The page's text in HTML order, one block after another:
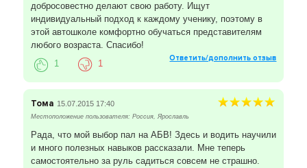
добросовестно делают свою работу. Ищут
индивидуальный подход к каждому ученику, поэтому в
этой автошколе комфортно обучаться представителям
любого возраста. Спасибо!
Ответить/дополнить отзыв
1 1
Тома 15.07.2015 17:40
Местоположение пользователя: Россия, Ярославль
Рада, что мой выбор пал на АБВ! Здесь и водить научили
и много полезных навыков рассказали. Мне теперь
самостоятельно за руль садиться совсем не страшно.